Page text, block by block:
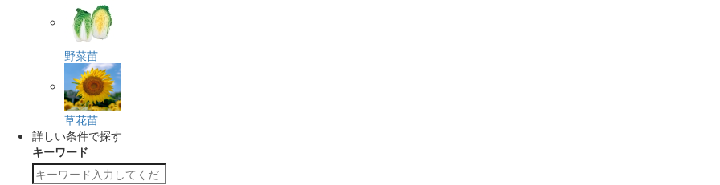
野菜苗
草花苗
詳しい条件で探す
キーワード